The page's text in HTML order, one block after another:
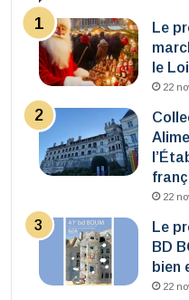
Le
le
22
22
Le
BD
bien
22